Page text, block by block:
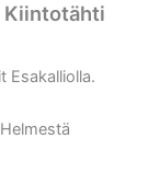
Kiintotähti
Esakalliolla.